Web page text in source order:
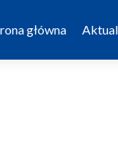
główna